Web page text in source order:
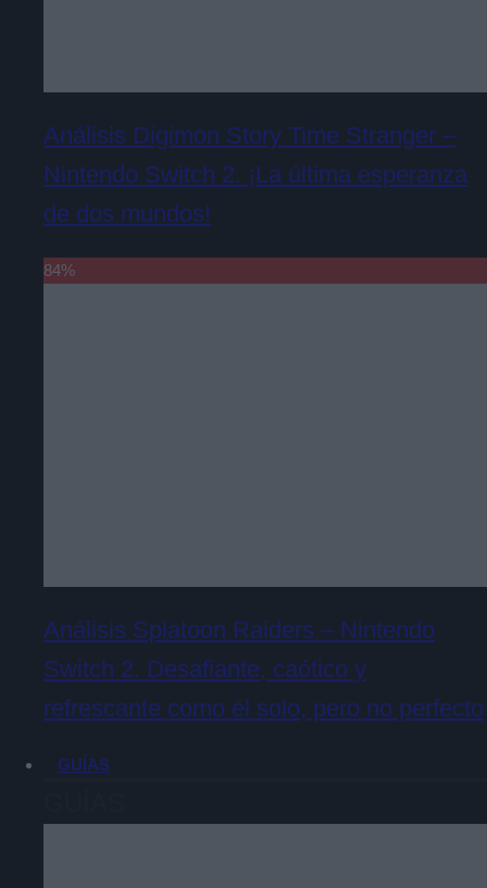
Análisis Digimon Story Time Stranger –
Nintendo Switch 2. ¡La última esperanza
de dos mundos!
84%
Análisis Splatoon Raiders – Nintendo
Switch 2. Desafiante, caótico y
refrescante como él solo, pero no perfecto
GUÍAS